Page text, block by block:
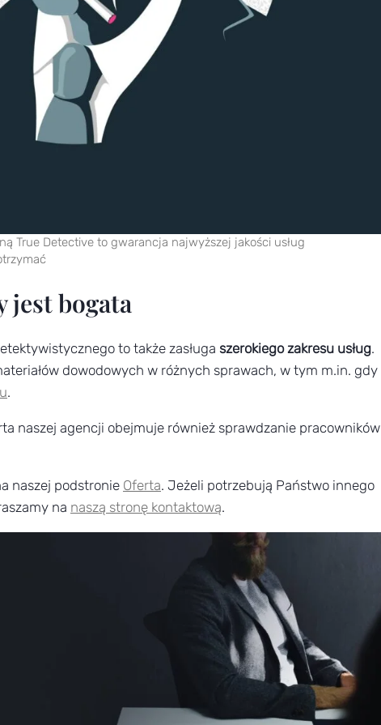
True Detective to gwarancja najwyższej jakości usług
jest bogata
to także zasługa szerokiego zakresu usług.
dowodowych w różnych sprawach, w tym m.in. gdy
.
naszej agencji obejmuje również sprawdzanie pracowników
naszej podstronie Oferta. Jeżeli potrzebują Państwo innego
na naszą stronę kontaktową.